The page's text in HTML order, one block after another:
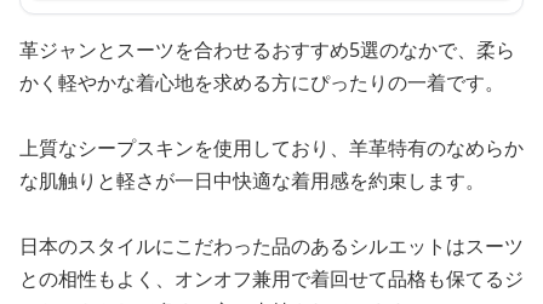
革ジャンとスーツを合わせるおすすめ5選のなかで、柔ら
かく軽やかな着心地を求める方にぴったりの一着です。
上質なシープスキンを使用しており、羊革特有のなめらか
な肌触りと軽さが一日中快適な着用感を約束します。
日本のスタイルにこだわった品のあるシルエットはスーツ
との相性もよく、オンオフ兼用で着回せて品格も保てるジ